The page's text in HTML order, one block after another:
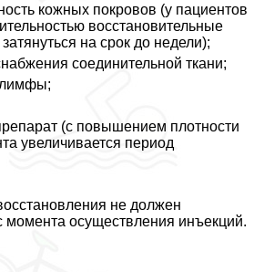
кожных покровов (у пациентов
восстановительные
на срок до недели);
соединительной ткани;
лимфы;
(с повышением плотности
увеличивается период
не должен
момента осуществления инъекций.